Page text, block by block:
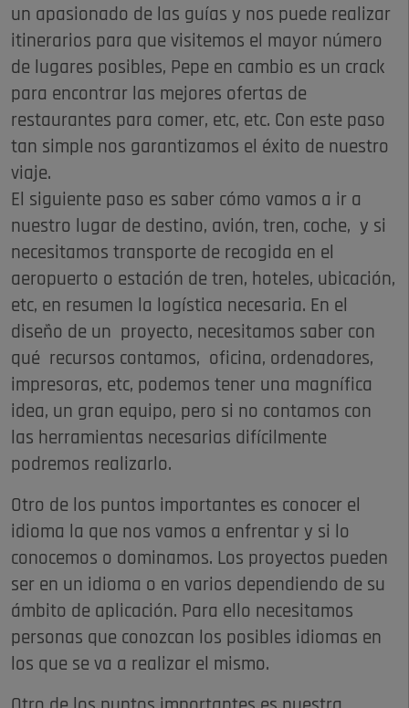
un apasionado de las guías y nos puede realizar
itinerarios para que visitemos el mayor número
de lugares posibles, Pepe en cambio es un crack
para encontrar las mejores ofertas de
restaurantes para comer, etc, etc. Con este paso
tan simple nos garantizamos el éxito de nuestro
viaje.
El siguiente paso es saber cómo vamos a ir a
nuestro lugar de destino, avión, tren, coche, y si
necesitamos transporte de recogida en el
aeropuerto o estación de tren, hoteles, ubicación,
etc, en resumen la logística necesaria. En el
diseño de un proyecto, necesitamos saber con
qué recursos contamos, oficina, ordenadores,
impresoras, etc, podemos tener una magnífica
idea, un gran equipo, pero si no contamos con
las herramientas necesarias difícilmente
podremos realizarlo.
Otro de los puntos importantes es conocer el
idioma la que nos vamos a enfrentar y si lo
conocemos o dominamos. Los proyectos pueden
ser en un idioma o en varios dependiendo de su
ámbito de aplicación. Para ello necesitamos
personas que conozcan los posibles idiomas en
los que se va a realizar el mismo.